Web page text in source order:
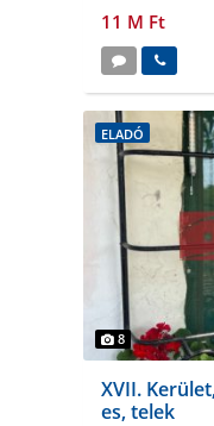
11 M Ft
ELADÓ
8
XVII.
es, telek